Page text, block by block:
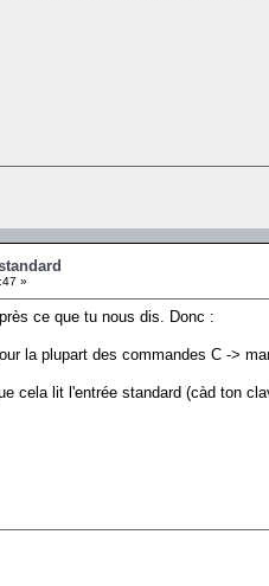
»
ce que tu nous dis. Donc :
la plupart des commandes C ->
cela lit l'entrée standard (càd ton